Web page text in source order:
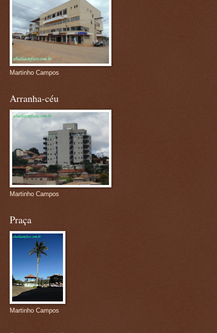
Martinho Campos
Arranha-céu
Martinho Campos
Praça
Martinho Campos